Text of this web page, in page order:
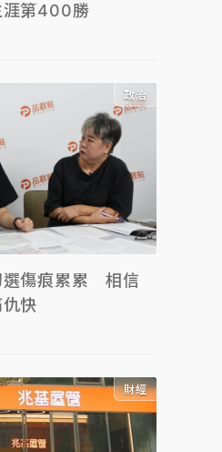
涯第400勝
政治
選傷痕累累 相信
快
財經